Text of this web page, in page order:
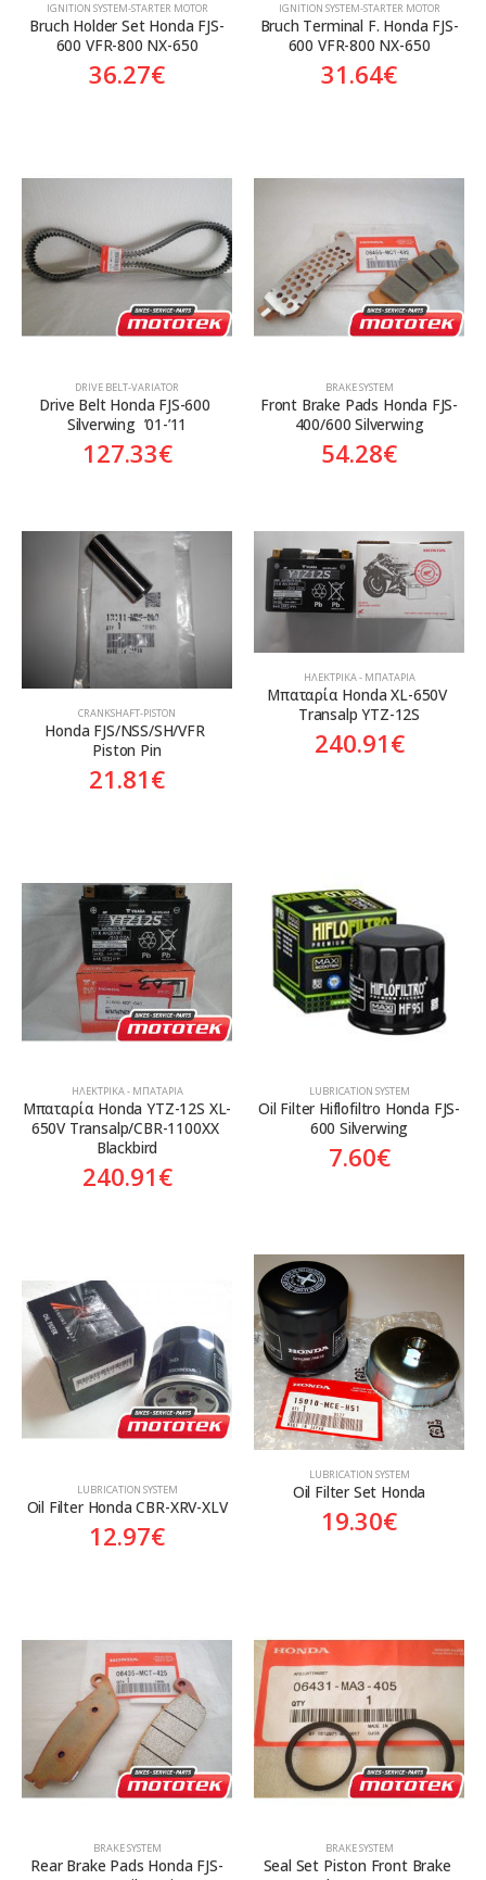
ΙGNITION SYSTEM-STARTER MOTOR
Bruch Holder Set Honda FJS-
600 VFR-800 NX-650
36.27€
ΙGNITION SYSTEM-STARTER MOTOR
Bruch Terminal F. Honda FJS-
600 VFR-800 NX-650
31.64€
DRIVE BELT-VARIATOR
Drive Belt Honda FJS-600
Silverwing  ’01-’11
127.33€
BRAKE SYSTEM
Front Brake Pads Honda FJS-
400/600 Silverwing
54.28€
CRANKSHAFT-PISTON
Honda FJS/NSS/SH/VFR
Piston Pin
21.81€
ΗΛΕΚΤΡΙΚΆ - ΜΠΑΤΑΡΊΑ
Mπαταρία Honda XL-650V
Transalp YTZ-12S
240.91€
ΗΛΕΚΤΡΙΚΆ - ΜΠΑΤΑΡΊΑ
Mπαταρία Honda YTZ-12S XL-
650V Transalp/CBR-1100XX
Blackbird
240.91€
LUBRICATION SYSTEM
Oil Filter Hiflofiltro Honda FJS-
600 Silverwing
7.60€
LUBRICATION SYSTEM
Oil Filter Honda CBR-XRV-XLV
12.97€
LUBRICATION SYSTEM
Oil Filter Set Honda
19.30€
BRAKE SYSTEM
Rear Brake Pads Honda FJS-
BRAKE SYSTEM
Seal Set Piston Front Brake